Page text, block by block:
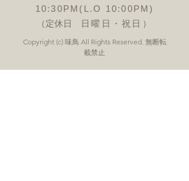
10:30PM(L.O 10:00PM)
（定休日
日曜日・祝日）
Copyright (c) 味鳥 All Rights Reserved. 無断転
載禁止